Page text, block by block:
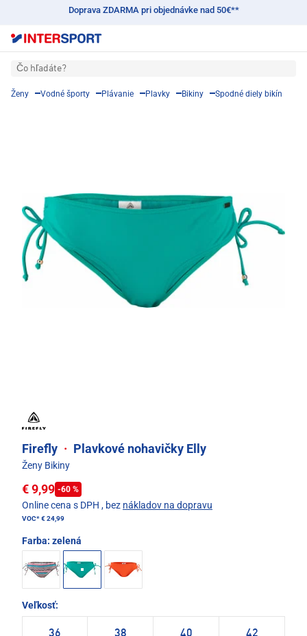
Doprava ZDARMA pri objednávke nad 50€**
Čo hľadáte?
Ženy Vodné športy Plávanie Plavky Bikiny Spodné diely bikín
Firefly · Plavkové nohavičky Elly
Ženy Bikiny
€ 9,99 -60 %
Online cena s DPH , bez nákladov na dopravu
VOC*€ 24,99
Farba: zelená
Veľkosť: